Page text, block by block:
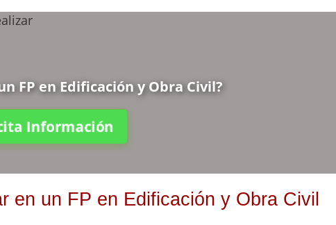
FP en Edificación y Obra Civil?
Información
en un FP en Edificación y Obra Civil